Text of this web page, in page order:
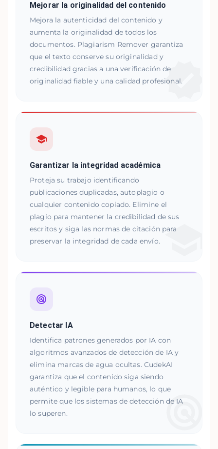
Mejorar la originalidad del contenido
Mejora la autenticidad del contenido y
aumenta la originalidad de todos los
documentos. Plagiarism Remover garantiza
que el texto conserve su originalidad y
credibilidad gracias a una verificación de
originalidad fiable y una calidad profesional.
Garantizar la integridad académica
Proteja su trabajo identificando
publicaciones duplicadas, autoplagio o
cualquier contenido copiado. Elimine el
plagio para mantener la credibilidad de sus
escritos y siga las normas de citación para
preservar la integridad de cada envío.
Detectar IA
Identifica patrones generados por IA con
algoritmos avanzados de detección de IA y
elimina marcas de agua ocultas. CudekAI
garantiza que el contenido siga siendo
auténtico y legible para humanos, lo que
permite que los sistemas de detección de IA
lo superen.